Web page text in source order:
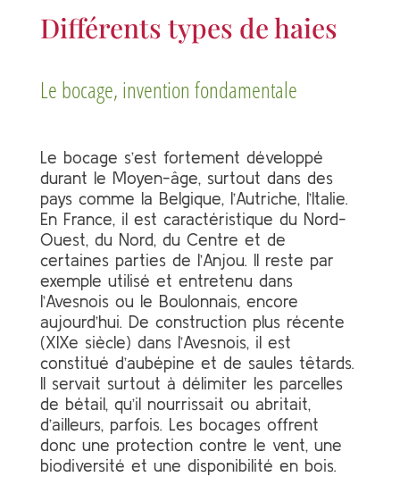
Différents types de haies
Le bocage, invention fondamentale
Le bocage s’est fortement développé
durant le Moyen-âge, surtout dans des
pays comme la Belgique, l’Autriche, l’Italie.
En France, il est caractéristique du Nord-
Ouest, du Nord, du Centre et de
certaines parties de l’Anjou. Il reste par
exemple utilisé et entretenu dans
l’Avesnois ou le Boulonnais, encore
aujourd’hui. De construction plus récente
(XIXe siècle) dans l’Avesnois, il est
constitué d’aubépine et de saules têtards.
Il servait surtout à délimiter les parcelles
de bétail, qu’il nourrissait ou abritait,
d’ailleurs, parfois. Les bocages offrent
donc une protection contre le vent, une
biodiversité et une disponibilité en bois.